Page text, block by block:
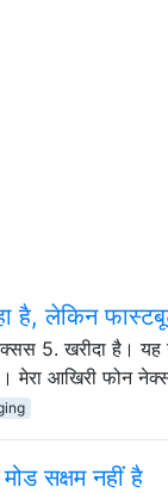
है, लेकिन
5. खरीदा है।
मेरा आखिरी फोन
सक्षम नहीं है